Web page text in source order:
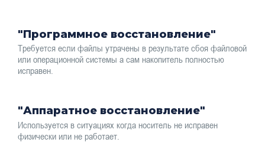
"Программное восстановление"
Требуется если файлы утрачены в результате сбоя файловой
или операционной системы а сам накопитель полностью
исправен.
"Аппаратное восстановление"
Используется в ситуациях когда носитель не исправен
физически или не работает.